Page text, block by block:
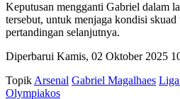
Keputusan mengganti Gabriel dalam
tersebut, untuk menjaga kondisi
pertandingan selanjutnya.
Diperbarui Kamis, 02 Oktober 2025
Topik Arsenal Gabriel Magalhaes
Olympiakos